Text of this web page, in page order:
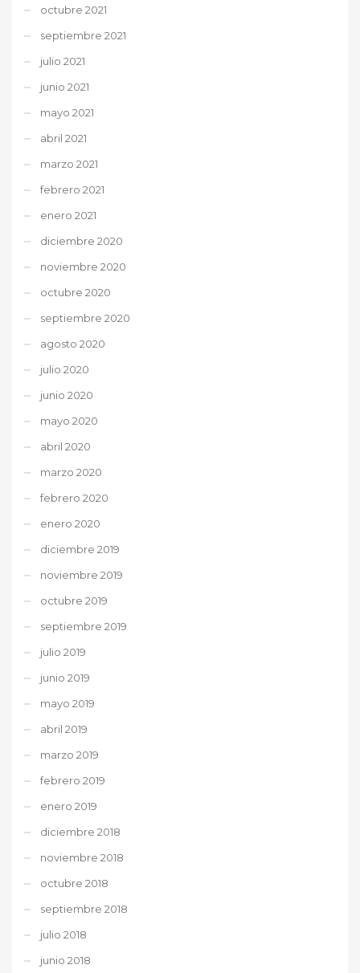
octubre 2021
septiembre 2021
julio 2021
junio 2021
mayo 2021
abril 2021
marzo 2021
febrero 2021
enero 2021
diciembre 2020
noviembre 2020
octubre 2020
septiembre 2020
agosto 2020
julio 2020
junio 2020
mayo 2020
abril 2020
marzo 2020
febrero 2020
enero 2020
diciembre 2019
noviembre 2019
octubre 2019
septiembre 2019
julio 2019
junio 2019
mayo 2019
abril 2019
marzo 2019
febrero 2019
enero 2019
diciembre 2018
noviembre 2018
octubre 2018
septiembre 2018
julio 2018
junio 2018